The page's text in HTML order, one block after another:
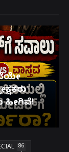
ಹೀಗಿವೆ!
86